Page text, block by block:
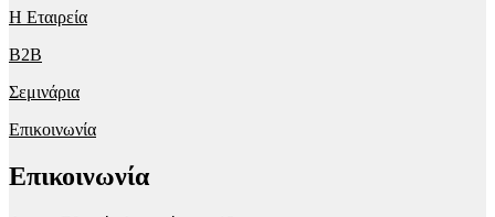
Η Εταιρεία
B2B
Σεμινάρια
Επικοινωνία
Επικοινωνία